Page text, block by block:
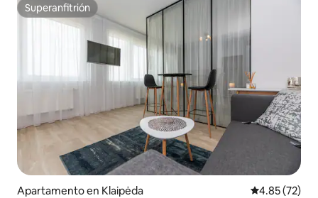
Superanfitrión
Superanfitrión
Apartamento en Klaipėda Calificación
4.85 (72)